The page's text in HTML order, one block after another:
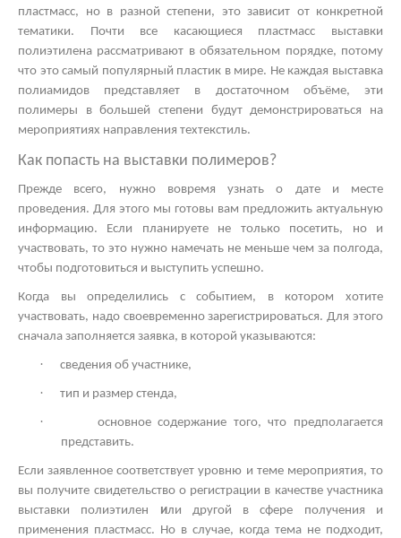
пластмасс, но в разной степени, это зависит от конкретной
тематики. Почти все касающиеся пластмасс выставки
полиэтилена рассматривают в обязательном порядке, потому
что это самый популярный пластик в мире. Не каждая выставка
полиамидов
представляет в достаточном объёме, эти
полимеры в большей степени будут демонстрироваться на
мероприятиях направления техтекстиль.
Как попасть на выставки полимеров?
Прежде всего, нужно вовремя узнать о дате и месте
проведения. Для этого мы готовы вам предложить актуальную
информацию. Если планируете не только посетить, но и
участвовать, то это нужно намечать не меньше чем за полгода,
чтобы подготовиться и выступить успешно.
Когда вы определились с событием, в котором хотите
участвовать, надо своевременно зарегистрироваться. Для этого
сначала заполняется заявка, в которой указываются:
· сведения об участнике,
· тип и размер стенда,
·
основное содержание того, что предполагается
представить.
Если заявленное соответствует уровню и теме мероприятия, то
вы получите свидетельство о регистрации в качестве участника
выставки полиэтилен
или другой
в сфере получения и
применения пластмасс. Но в случае, когда тема не подходит,